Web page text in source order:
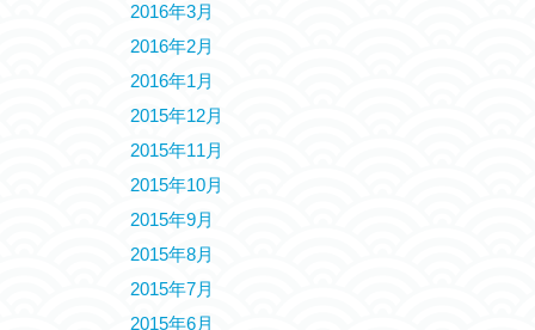
2016年3月
2016年2月
2016年1月
2015年12月
2015年11月
2015年10月
2015年9月
2015年8月
2015年7月
2015年6月